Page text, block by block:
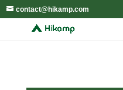
contact@hikamp.com